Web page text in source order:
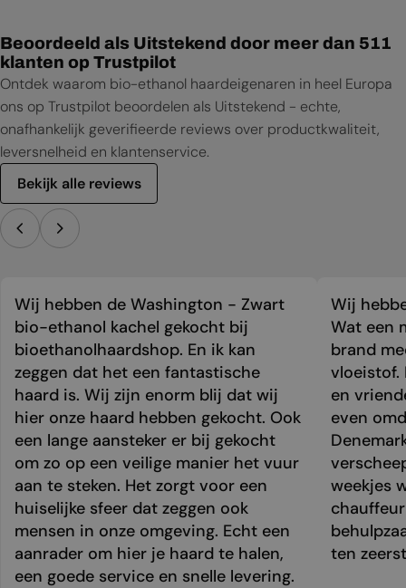
Beoordeeld als Uitstekend door meer dan 511
klanten op Trustpilot
Ontdek waarom bio-ethanol haardeigenaren in heel Europa
ons op Trustpilot beoordelen als Uitstekend - echte,
onafhankelijk geverifieerde reviews over productkwaliteit,
leversnelheid en klantenservice.
Bekijk alle reviews
Wij hebben de Washington - Zwart
bio-ethanol kachel gekocht bij
bioethanolhaardshop. En ik kan
zeggen dat het een fantastische
haard is. Wij zijn enorm blij dat wij
hier onze haard hebben gekocht. Ook
een lange aansteker er bij gekocht
om zo op een veilige manier het vuur
aan te steken. Het zorgt voor een
huiselijke sfeer dat zeggen ook
mensen in onze omgeving. Echt een
aanrader om hier je haard te halen,
een goede service en snelle levering.
Wij
Wat een
brand
vloeistof.
en
even
weekjes
ten